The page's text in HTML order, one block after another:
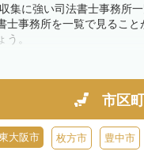
集に強い司法書士事務所
士事務所を一覧で見るこ
。
市区
大阪市 枚方市 豊中市